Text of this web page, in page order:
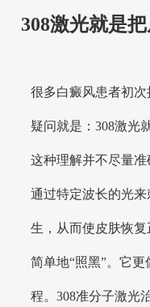
308激光就是
很多白癜风患者初
疑问就是：308激光
这种理解并不尽量
通过特定波长的光
生，从而使皮肤恢
简单地“照黑”。它更
程。308准分子激光